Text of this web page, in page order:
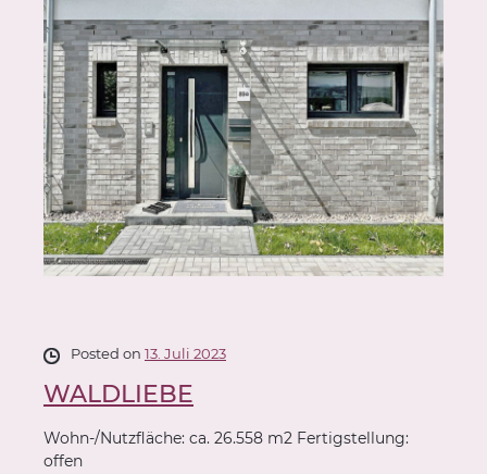
WALDLIEBE
Posted on 13. Juli 2023
Wohn-/Nutzfläche: ca. 26.558 m2 Fertigstellung:
offen